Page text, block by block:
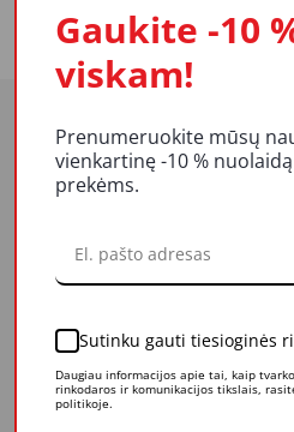
Pateikti atsiliepimą
APIE MUS
Mūsų vertybės
PASLAUGOS
Papildomos paslaugos
Gaukite -10
viskam!
Prenumeruokite mūsų
vienkartinę -10 %
prekėms.
Sutinku gauti tiesioginės
Daugiau informacijos apie tai, kaip
rinkodaros ir komunikacijos tikslais,
politikoje.